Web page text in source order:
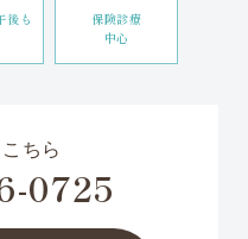
後も
保険診療
中心
ちら
0725